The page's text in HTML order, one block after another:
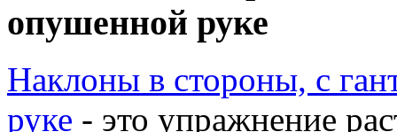
опушенной руке
Наклоны в стороны, с
руке - это упражнение